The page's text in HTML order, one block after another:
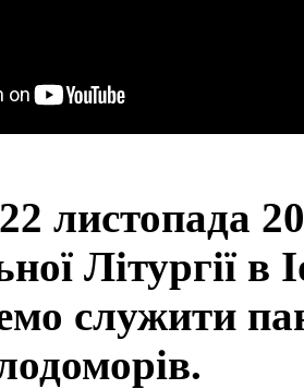
листопада
Літургії в
служити